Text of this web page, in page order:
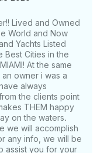
a tu capitán
sencillo en el
opciones entre
a través de
NO ES
tripulación y el
LO
por la FWC o un
Lived and Owned
World and Now
Yachts Listed
Best Cities in the
At the same
owner i was a
always
the clients point
THEM happy
on the waters.
we will accomplish
any info, we will be
assist you for your